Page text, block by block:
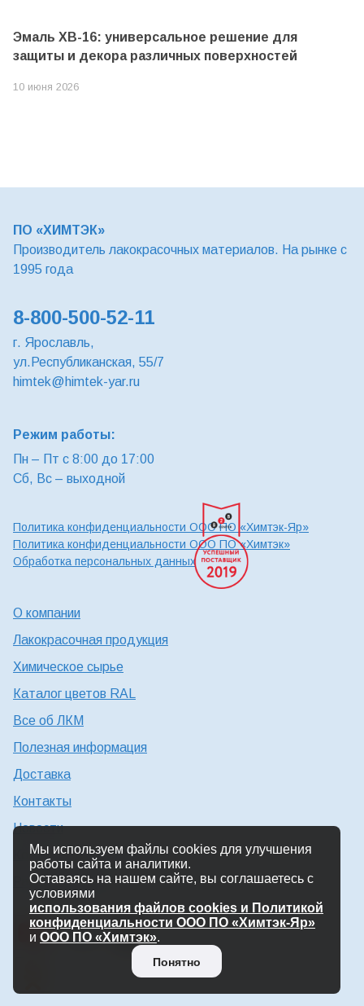
Эмаль ХВ-16: универсальное решение для
защиты и декора различных поверхностей
10 июня 2026
ПО «ХИМТЭК»
Производитель лакокрасочных материалов. На рынке с
1995 года
8-800-500-52-11
г. Ярославль,
ул.Республиканская, 55/7
himtek@himtek-yar.ru
Режим работы:
Пн – Пт с 8:00 до 17:00
Сб, Вс – выходной
Политика конфиденциальности ООО ПО «Химтэк-Яр»
Политика конфиденциальности ООО ПО «Химтэк»
Обработка персональных данных
О компании
Лакокрасочная продукция
Химическое сырье
Каталог цветов RAL
Все об ЛКМ
Полезная информация
Доставка
Контакты
Новости
Консультация технолога
Работа в Химтэк
Мы используем файлы cookies для улучшения
работы сайта и аналитики.
Оставаясь на нашем сайте, вы соглашаетесь с
условиями
использования файлов cookies и Политикой
конфиденциальности ООО ПО «Химтэк-Яр»
и ООО ПО «Химтэк».
Понятно